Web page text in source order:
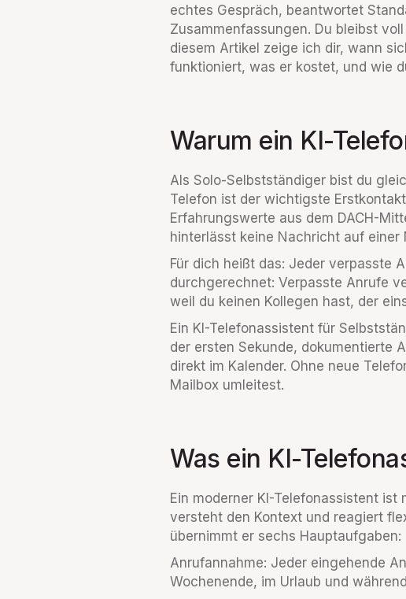
echtes Gespräch, beantwortet
Zusammenfassungen. Du bleibst
diesem Artikel zeige ich dir, wann
funktioniert, was er kostet, und wie
Warum ein KI-
Als Solo-Selbstständiger bist du
Telefon ist der wichtigste
Erfahrungswerte aus dem DACH-
hinterlässt keine Nachricht auf
Für dich heißt das: Jeder verpasste
durchgerechnet: Verpasste Anrufe
weil du keinen Kollegen hast, der
Ein KI-Telefonassistent für
der ersten Sekunde, dokumentierte
direkt im Kalender. Ohne neue
Mailbox umleitest.
Was ein KI-
Ein moderner KI-Telefonassistent
versteht den Kontext und reagiert
übernimmt er sechs Hauptaufgaben:
Anrufannahme: Jeder eingehende
Wochenende, im Urlaub und